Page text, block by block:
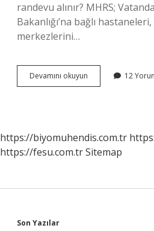
randevu alınır? MHRS;
Bakanlığı’na bağlı hastaneleri,
merkezlerini…
Devamını okuyun
Sağlığı
12
https://biyomuhendis.com.tr
https://fesu.com.trSitemap
Son Yazılar